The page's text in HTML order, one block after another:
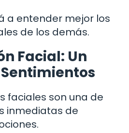
a entender mejor los
de los demás.
Facial: Un
faciales son una de
inmediatas de